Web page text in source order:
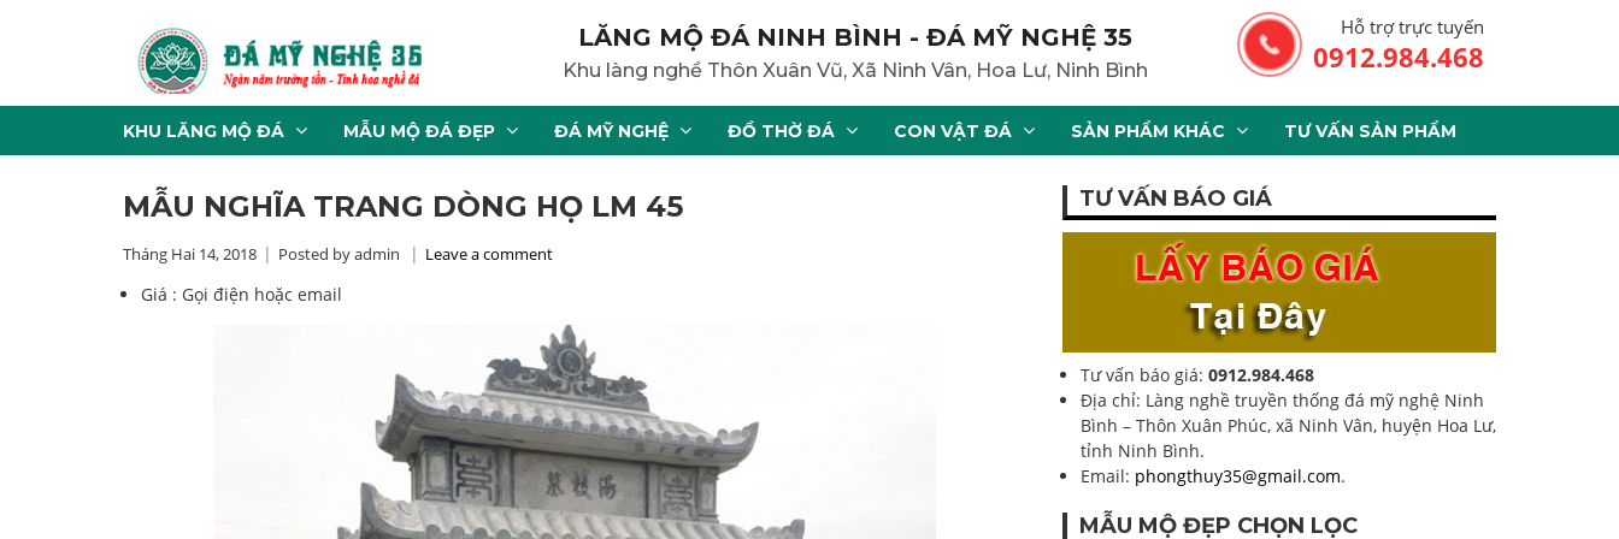
LĂNG MỘ ĐÁ NINH BÌNH - ĐÁ MỸ NGHỆ 35
Khu làng nghề Thôn Xuân Vũ, Xã Ninh Vân, Hoa Lư, Ninh Bình
Hỗ trợ trực tuyến
0912.984.468
KHU LĂNG MỘ ĐÁ MẪU MỘ ĐÁ ĐẸP ĐÁ MỸ NGHỆ ĐỒ THỜ ĐÁ CON VẬT ĐÁ SẢN PHẨM KHÁC TƯ VẤN SẢN PHẨM
MẪU NGHĨA TRANG DÒNG HỌ LM 45
Tháng Hai 14, 2018 Posted by admin Leave a comment
Giá : Gọi điện hoặc email
TƯ VẤN BÁO GIÁ
Tư vấn báo giá: 0912.984.468
Địa chỉ: Làng nghề truyền thống đá mỹ nghệ Ninh
Bình – Thôn Xuân Phúc, xã Ninh Vân, huyện Hoa Lư,
tỉnh Ninh Bình.
Email: phongthuy35@gmail.com.
MẪU MỘ ĐẸP CHỌN LỌC